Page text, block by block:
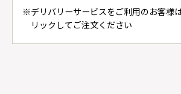
デリバリーサービスをご利用のお客様
リックしてご注文ください